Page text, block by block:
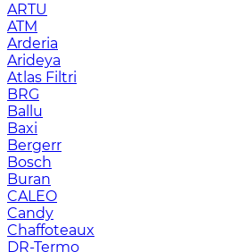
ARTU
ATM
Arderia
Arideya
Atlas Filtri
BRG
Ballu
Baxi
Bergerr
Bosch
Buran
CALEO
Candy
Chaffoteaux
DR-Termo